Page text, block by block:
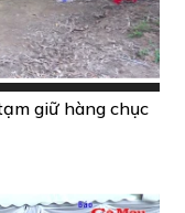
giữ hàng chục